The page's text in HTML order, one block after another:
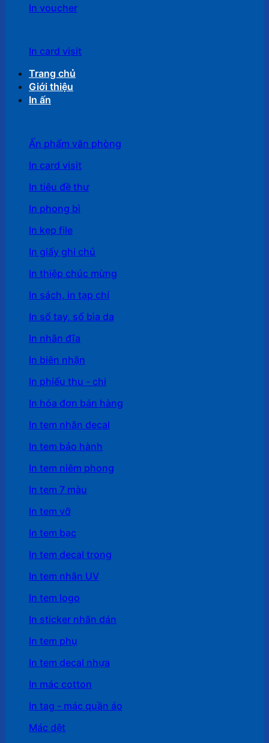
In voucher
In card visit
Trang chủ
Giới thiệu
In ấn
Ấn phẩm văn phòng
In card visit
In tiêu đề thư
In phong bì
In kẹp file
In giấy ghi chú
In thiệp chúc mừng
In sách, in tạp chí
In sổ tay, sổ bìa da
In nhãn đĩa
In biên nhận
In phiếu thu - chi
In hóa đơn bán hàng
In tem nhãn decal
In tem bảo hành
In tem niêm phong
In tem 7 màu
In tem vỡ
In tem bạc
In tem decal trong
In tem nhãn UV
In tem logo
In sticker nhãn dán
In tem phụ
In tem decal nhựa
In mác cotton
In tag - mác quần áo
Mác dệt